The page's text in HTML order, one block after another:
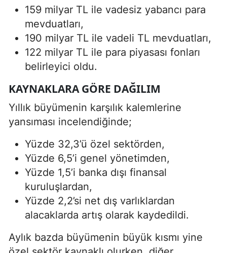
159 milyar TL ile vadesiz yabancı para
mevduatları,
190 milyar TL ile vadeli TL mevduatları,
122 milyar TL ile para piyasası fonları
belirleyici oldu.
KAYNAKLARA GÖRE DAĞILIM
Yıllık büyümenin karşılık kalemlerine
yansıması incelendiğinde;
Yüzde 32,3’ü özel sektörden,
Yüzde 6,5’i genel yönetimden,
Yüzde 1,5’i banka dışı finansal
kuruluşlardan,
Yüzde 2,2’si net dış varlıklardan
alacaklarda artış olarak kaydedildi.
Aylık bazda büyümenin büyük kısmı yine